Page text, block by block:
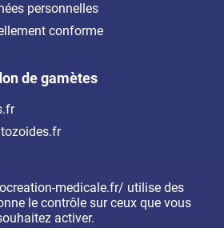
medicale.fr/ utilise des
le contrôle sur ceux que vous
activer.
personnelles
conforme
de gamètes